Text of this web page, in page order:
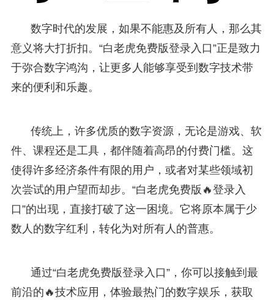
数字时代的发展，如果不能惠及所有人，那么其
意义将大打折扣。“白老虎免费版登录入口”正是致力
于弥合数字鸿沟，让更多人能够享受到数字技术带
来的便利和乐趣。
传统上，许多优质的数字资源，无论是游戏、软
件、课程还是工具，都伴随着高昂的付费门槛。这
使得许多经济条件有限的用户，或者对某些领域初
次尝试的用户望而却步。“白老虎免费版🔥登录入
口”的出现，直接打破了这一困境。它将原本属于少
数人的数字红利，转化为对所有人的普惠。
通过“白老虎免费版登录入口”，你可以接触到最
前沿的🔥技术应用，体验最热门的数字娱乐，获取